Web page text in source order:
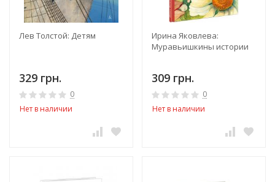
Лев Толстой: Детям
329 грн.
0
Нет в наличии
Ирина Яковлева:
Муравьишкины истории
309 грн.
0
Нет в наличии